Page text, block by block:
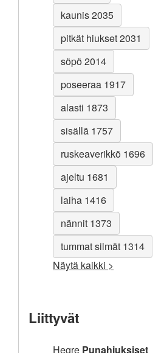
kaunis 2035
pitkät hiukset 2031
söpö 2014
poseeraa 1917
alasti 1873
sisällä 1757
ruskeaverikkö 1696
ajeltu 1681
laiha 1416
nännit 1373
tummat silmät 1314
Näytä kaikki >
Liittyvät
Hegre Punahiuksiset